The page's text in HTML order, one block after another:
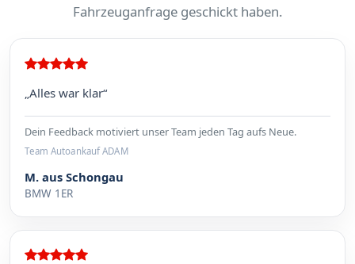
Fahrzeuganfrage geschickt haben.
„Alles war klar“
Dein Feedback motiviert unser Team jeden Tag aufs Neue.
Team Autoankauf ADAM
M. aus Schongau
BMW 1ER